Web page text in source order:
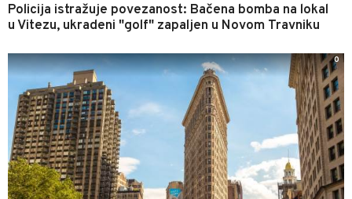
Policija istražuje povezanost: Bačena bomba na lokal
u Vitezu, ukradeni "golf" zapaljen u Novom Travniku
0